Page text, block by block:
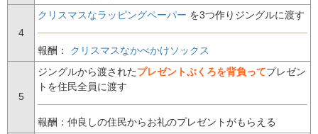
4
クリスマスなラッピングペーパー を3つ作りジングルに渡す
報酬： クリスマスなかべかけソックス
5
ジングルから渡されたプレゼントぶくろを背負ってプレゼン
トを住民全員に渡す
報酬：仲良しの住民からお礼のプレゼントがもらえる